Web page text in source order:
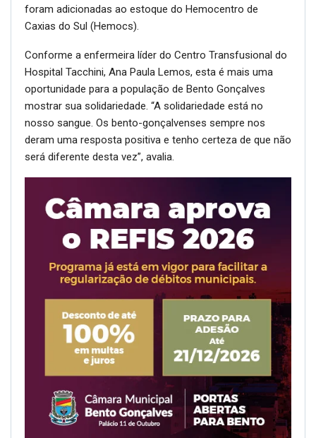
foram adicionadas ao estoque do Hemocentro de
Caxias do Sul (Hemocs).
Conforme a enfermeira líder do Centro Transfusional do
Hospital Tacchini, Ana Paula Lemos, esta é mais uma
oportunidade para a população de Bento Gonçalves
mostrar sua solidariedade. “A solidariedade está no
nosso sangue. Os bento-gonçalvenses sempre nos
deram uma resposta positiva e tenho certeza de que não
será diferente desta vez”, avalia.